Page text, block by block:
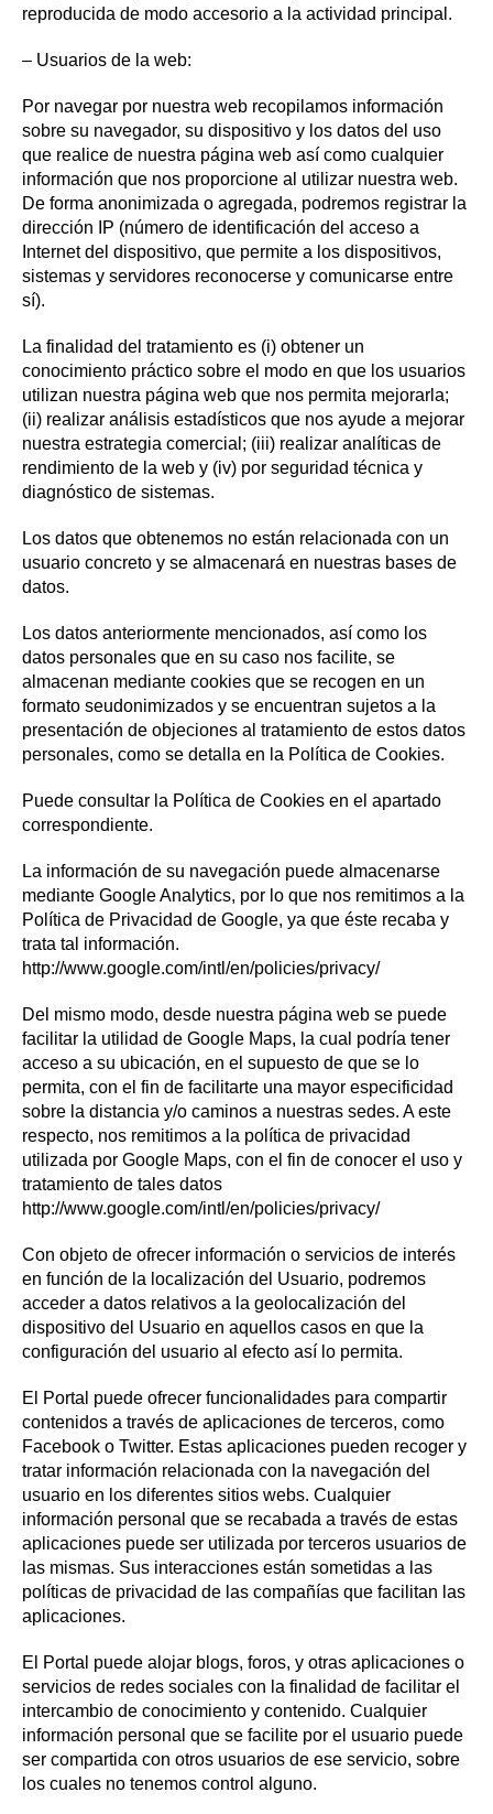
reproducida de modo accesorio a la actividad principal.
– Usuarios de la web:
Por navegar por nuestra web recopilamos información
sobre su navegador, su dispositivo y los datos del uso
que realice de nuestra página web así como cualquier
información que nos proporcione al utilizar nuestra web.
De forma anonimizada o agregada, podremos registrar la
dirección IP (número de identificación del acceso a
Internet del dispositivo, que permite a los dispositivos,
sistemas y servidores reconocerse y comunicarse entre
sí).
La finalidad del tratamiento es (i) obtener un
conocimiento práctico sobre el modo en que los usuarios
utilizan nuestra página web que nos permita mejorarla;
(ii) realizar análisis estadísticos que nos ayude a mejorar
nuestra estrategia comercial; (iii) realizar analíticas de
rendimiento de la web y (iv) por seguridad técnica y
diagnóstico de sistemas.
Los datos que obtenemos no están relacionada con un
usuario concreto y se almacenará en nuestras bases de
datos.
Los datos anteriormente mencionados, así como los
datos personales que en su caso nos facilite, se
almacenan mediante cookies que se recogen en un
formato seudonimizados y se encuentran sujetos a la
presentación de objeciones al tratamiento de estos datos
personales, como se detalla en la Política de Cookies.
Puede consultar la Política de Cookies en el apartado
correspondiente.
La información de su navegación puede almacenarse
mediante Google Analytics, por lo que nos remitimos a la
Política de Privacidad de Google, ya que éste recaba y
trata tal información.
http://www.google.com/intl/en/policies/privacy/
Del mismo modo, desde nuestra página web se puede
facilitar la utilidad de Google Maps, la cual podría tener
acceso a su ubicación, en el supuesto de que se lo
permita, con el fin de facilitarte una mayor especificidad
sobre la distancia y/o caminos a nuestras sedes. A este
respecto, nos remitimos a la política de privacidad
utilizada por Google Maps, con el fin de conocer el uso y
tratamiento de tales datos
http://www.google.com/intl/en/policies/privacy/
Con objeto de ofrecer información o servicios de interés
en función de la localización del Usuario, podremos
acceder a datos relativos a la geolocalización del
dispositivo del Usuario en aquellos casos en que la
configuración del usuario al efecto así lo permita.
El Portal puede ofrecer funcionalidades para compartir
contenidos a través de aplicaciones de terceros, como
Facebook o Twitter. Estas aplicaciones pueden recoger y
tratar información relacionada con la navegación del
usuario en los diferentes sitios webs. Cualquier
información personal que se recabada a través de estas
aplicaciones puede ser utilizada por terceros usuarios de
las mismas. Sus interacciones están sometidas a las
políticas de privacidad de las compañías que facilitan las
aplicaciones.
El Portal puede alojar blogs, foros, y otras aplicaciones o
servicios de redes sociales con la finalidad de facilitar el
intercambio de conocimiento y contenido. Cualquier
información personal que se facilite por el usuario puede
ser compartida con otros usuarios de ese servicio, sobre
los cuales no tenemos control alguno.